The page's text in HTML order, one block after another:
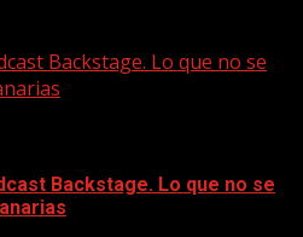
Backstage. Lo que no se
Backstage. Lo que no se